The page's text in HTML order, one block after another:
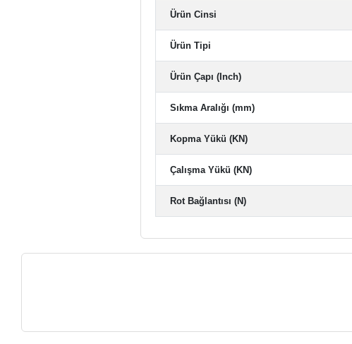
Ürün Cinsi
Ürün Tipi
Ürün Çapı (Inch)
Sıkma Aralığı (mm)
Kopma Yükü (KN)
Çalışma Yükü (KN)
Rot Bağlantısı (N)